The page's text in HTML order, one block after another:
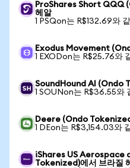
ProShares Short QQQ
헤알
1 PSQon는 R$132.69와
Exodus Movement
1 EXODon는 R$25.76와
SoundHound AI (Ondo
1 SOUNon는 R$36.55와
Deere (Ondo
1 DEon는 R$3,154.03와
iShares US Aerospace
Tokenized)에서 브라질